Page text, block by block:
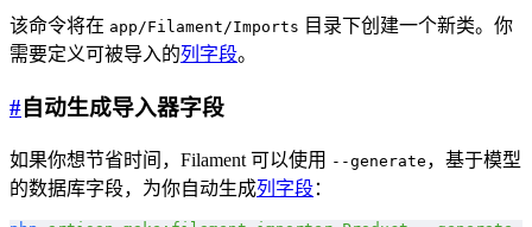
该命令将在 app/Filament/Imports 目录下创建一个新类。你
需要定义可被导入的列字段。
#自动生成导入器字段
如果你想节省时间，Filament 可以使用 --generate ，基于模型
的数据库字段，为你自动生成列字段：